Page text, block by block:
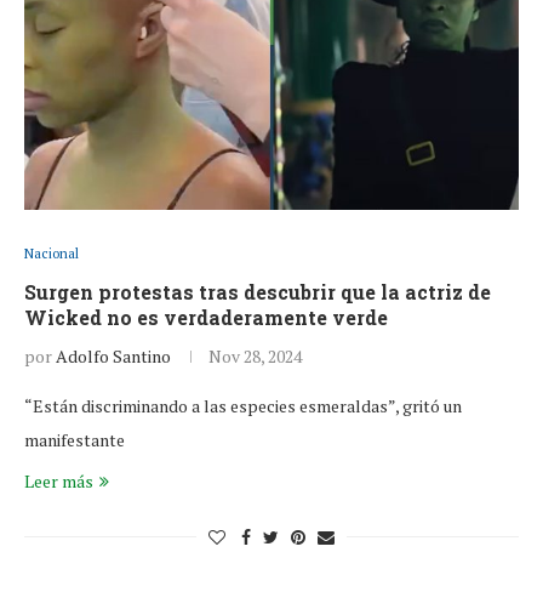
Nacional
Surgen protestas tras descubrir que la actriz de
Wicked no es verdaderamente verde
porAdolfo Santino Nov 28, 2024
“Están discriminando a las especies esmeraldas”, gritó un
manifestante
Leer más